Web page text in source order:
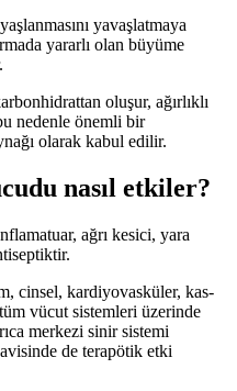
yavaşlatmaya
yararlı olan büyüme
oluşur, ağırlıklı
nedenle önemli bir
olarak kabul edilir.
nasıl etkiler?
ağrı kesici, yara
cinsel, kardiyovasküler, kas-
vücut sistemleri üzerinde
merkezi sinir sistemi
de terapötik etki